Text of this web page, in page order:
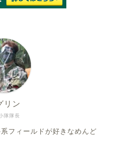
隊隊長
リン
フィールドが好きなめんど